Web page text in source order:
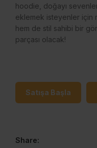
hoodie, doğayı
eklemek isteyenler için
hem de stil sahibi bir
parçası olacak!
Satışa Başla
Share: